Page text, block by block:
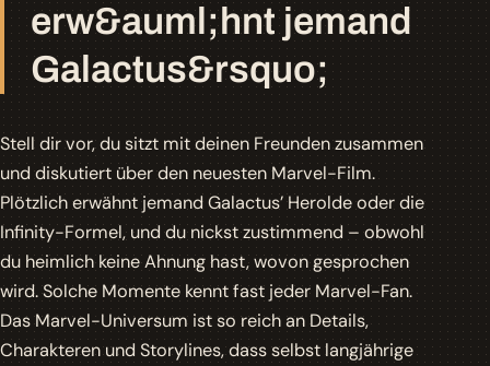
erw&auml;hnt jemand
Galactus&rsquo;
Stell dir vor, du sitzt mit deinen Freunden zusammen
und diskutiert über den neuesten Marvel-Film.
Plötzlich erwähnt jemandGalactus’ Heroldeoder die
Infinity-Formel, und du nickst zustimmend – obwohl
du heimlich keine Ahnung hast, wovon gesprochen
wird. Solche Momente kennt fast jeder Marvel-Fan.
Das Marvel-Universum ist so reich an Details,
Charakteren und Storylines, dass selbst langjährige